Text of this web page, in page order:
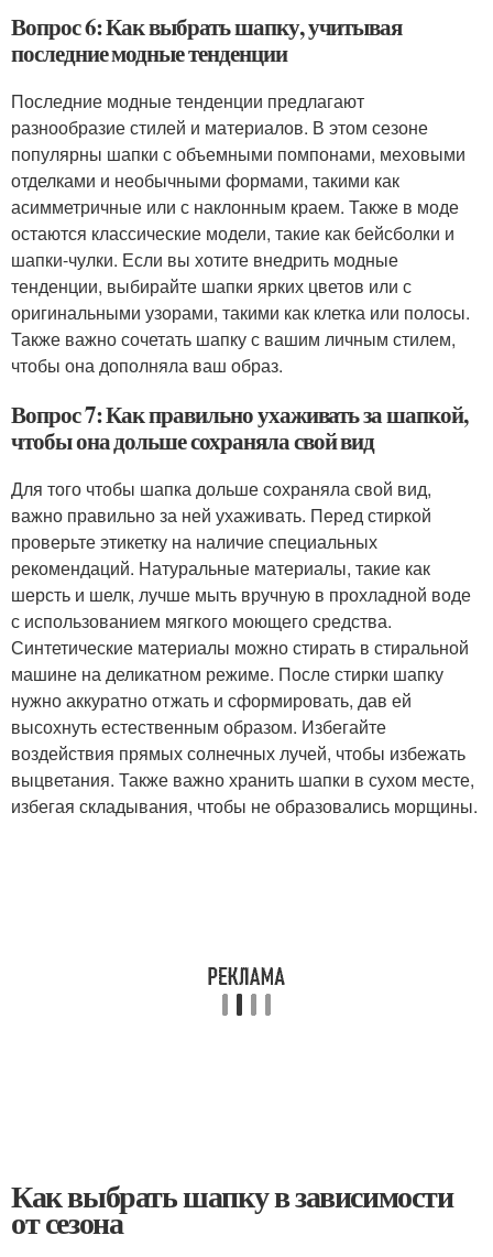
Вопрос 6: Как выбрать шапку, учитывая
последние модные тенденции
Последние модные тенденции предлагают
разнообразие стилей и материалов. В этом сезоне
популярны шапки с объемными помпонами, меховыми
отделками и необычными формами, такими как
асимметричные или с наклонным краем. Также в моде
остаются классические модели, такие как бейсболки и
шапки-чулки. Если вы хотите внедрить модные
тенденции, выбирайте шапки ярких цветов или с
оригинальными узорами, такими как клетка или полосы.
Также важно сочетать шапку с вашим личным стилем,
чтобы она дополняла ваш образ.
Вопрос 7: Как правильно ухаживать за шапкой,
чтобы она дольше сохраняла свой вид
Для того чтобы шапка дольше сохраняла свой вид,
важно правильно за ней ухаживать. Перед стиркой
проверьте этикетку на наличие специальных
рекомендаций. Натуральные материалы, такие как
шерсть и шелк, лучше мыть вручную в прохладной воде
с использованием мягкого моющего средства.
Синтетические материалы можно стирать в стиральной
машине на деликатном режиме. После стирки шапку
нужно аккуратно отжать и сформировать, дав ей
высохнуть естественным образом. Избегайте
воздействия прямых солнечных лучей, чтобы избежать
выцветания. Также важно хранить шапки в сухом месте,
избегая складывания, чтобы не образовались морщины.
Как выбрать шапку в зависимости
от сезона